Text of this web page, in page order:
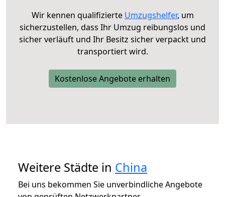
Wir kennen qualifizierte Umzugshelfer, um
sicherzustellen, dass Ihr Umzug reibungslos und
sicher verläuft und Ihr Besitz sicher verpackt und
transportiert wird.
Kostenlose Angebote erhalten
Weitere Städte in China
Bei uns bekommen Sie unverbindliche Angebote